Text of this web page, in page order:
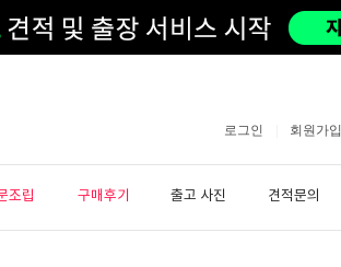
로그인 회원가입
조립 구매후기 출고 사진 견적문의